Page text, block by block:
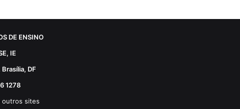
DE ENSINO
IE
DF
1278
outros sites